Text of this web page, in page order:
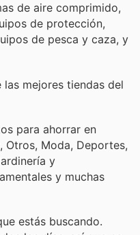
de aire comprimido,
de protección,
de pesca y caza, y
mejores tiendas del
para ahorrar en
Otros, Moda, Deportes,
y
y muchas
estás buscando.